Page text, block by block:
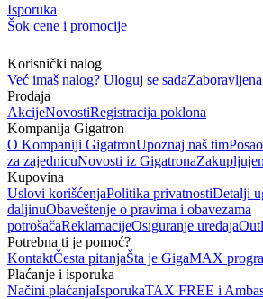
Isporuka
Šok cene i promocije
Korisnički nalog
Već imaš nalog? Uloguj se sada
Prodaja
AkcijeNovostiRegistracija poklona
Kompanija Gigatron
O Kompaniji GigatronUpoznaj naš tim
za zajednicuNovosti iz Gigatrona
Kupovina
Uslovi korišćenjaPolitika privatnostiDetalji
daljinuObaveštenje o pravima i obavezama
potrošačaReklamacijeOsiguranje uređaja
Potrebna ti je pomoć?
KontaktČesta pitanjaŠta je GigaMAX
Plaćanje i isporuka
Načini plaćanjaIsporukaTAX FREE i